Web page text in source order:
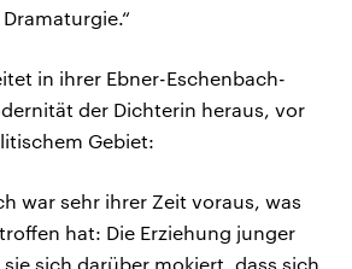
in ihrer Ebner-Eschenbach-
der Dichterin heraus, vor
Gebiet:
war sehr ihrer Zeit voraus, was
hat: Die Erziehung junger
sich darüber mokiert, dass sich